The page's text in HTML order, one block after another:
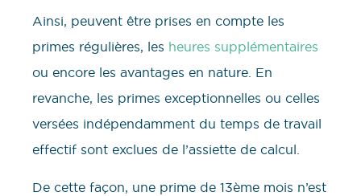
Ainsi, peuvent être prises en compte les
primes régulières, les heures supplémentaires
ou encore les avantages en nature. En
revanche, les primes exceptionnelles ou celles
versées indépendamment du temps de travail
effectif sont exclues de l’assiette de calcul.
De cette façon, une prime de 13ème mois n’est